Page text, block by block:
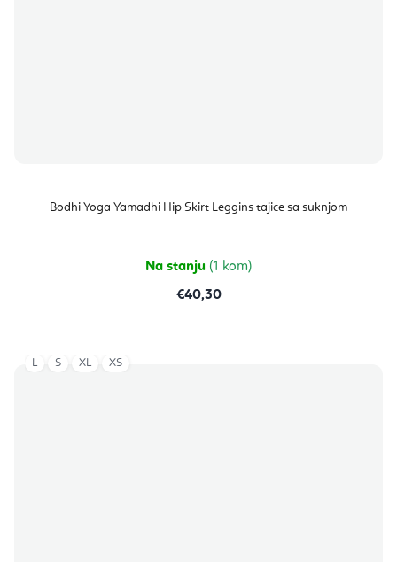
Bodhi Yoga Yamadhi Hip Skirt Leggins tajice sa suknjom
Na stanju (1 kom)
€40,30
L S XL XS